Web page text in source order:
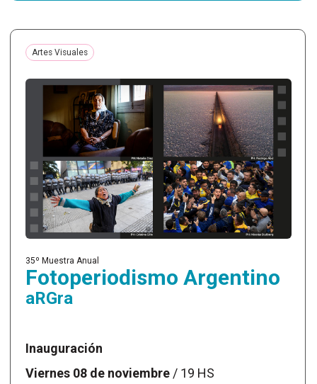
Artes Visuales
35º Muestra Anual
Fotoperiodismo Argentino
aRGra
Inauguración
Viernes 08 de noviembre / 19 HS